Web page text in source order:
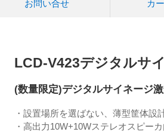
お問い合せ カ
LCD-V423デジタルサ
(数量限定)デジタルサイネージ
・設置場所を選ばない、薄型筐体設
・高出力10W+10Wステレオスピー